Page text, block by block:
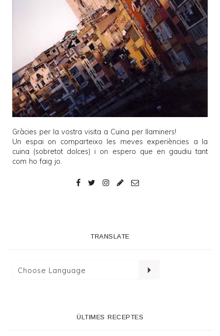
Gràcies per la vostra visita a Cuina per llaminers!
Un espai on comparteixo les meves experiències a la
cuina (sobretot dolces) i on espero que en gaudiu tant
com ho faig jo.
TRANSLATE
ÚLTIMES RECEPTES